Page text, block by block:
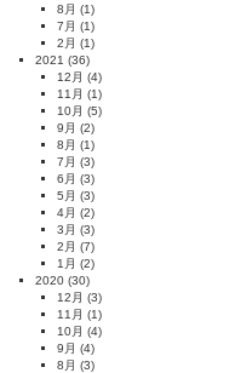
8月 (1)
7月 (1)
2月 (1)
2021 (36)
12月 (4)
11月 (1)
10月 (5)
9月 (2)
8月 (1)
7月 (3)
6月 (3)
5月 (3)
4月 (2)
3月 (3)
2月 (7)
1月 (2)
2020 (30)
12月 (3)
11月 (1)
10月 (4)
9月 (4)
8月 (3)